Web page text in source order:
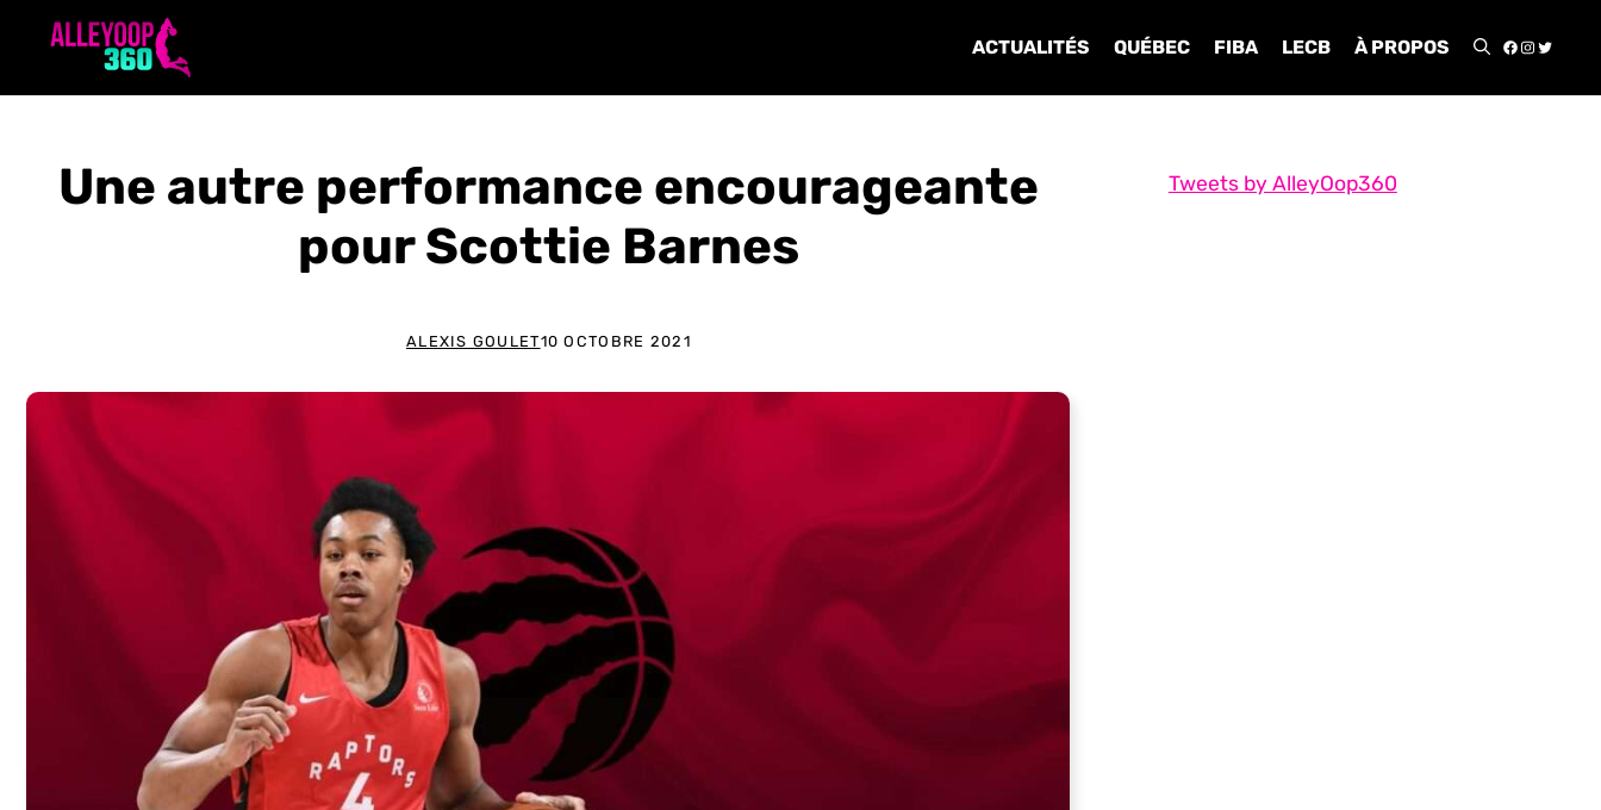
ACTUALITÉS QUÉBEC FIBA LECB À PROPOS
Une autre performance encourageante
pour Scottie Barnes
ALEXIS GOULET10 OCTOBRE 2021
Tweets by AlleyOop360